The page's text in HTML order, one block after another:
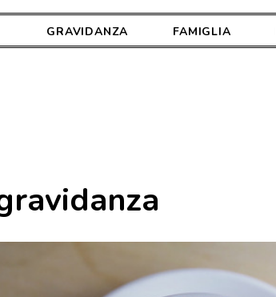
GRAVIDANZA FAMIGLIA